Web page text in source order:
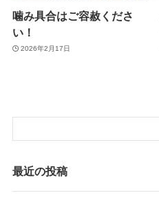
噛み具合はご容赦くださ
い！
2026年2月17日
最近の投稿